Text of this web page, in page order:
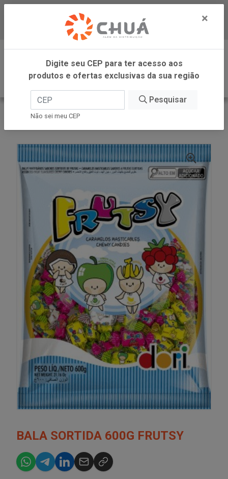
Baixe já nosso APP
0
INÍCIO
DORI - ATACADO
BALA SORTIDA 600G FRUTSY
×
Digite seu CEP para ter acesso aos
produtos e ofertas exclusivas da sua região
Pesquisar
Não sei meu CEP